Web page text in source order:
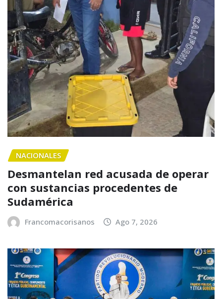
NACIONALES
Desmantelan red acusada de operar
con sustancias procedentes de
Sudamérica
Francomacorisanos Ago 7, 2026